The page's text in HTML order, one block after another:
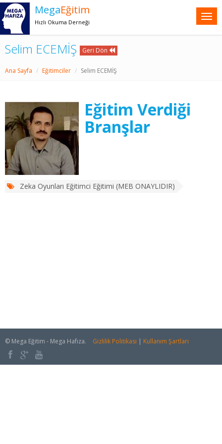
MegaEğitim
Hızlı Okuma Derneği
Selim ECEMİŞ Geri Dön
Ana Sayfa Eğitimciler Selim ECEMİŞ
Eğitim Verdiği
Branşlar
Zeka Oyunları Eğitimci Eğitimi (MEB ONAYLIDIR)
© Mega Eğitim - Mega Hafıza. Gizlilik Politikası | Kullanım Şartları